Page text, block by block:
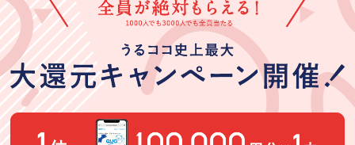
にこちゃん
★★★★
婚礼家具の査定
を依頼したとこ
ろ、買取してい
ただけなかった
柿くけ子
★★★★★
30歳くらいの女
言葉使いや感じ
林節子
★★★★★
初めての出張買
く説明しながら